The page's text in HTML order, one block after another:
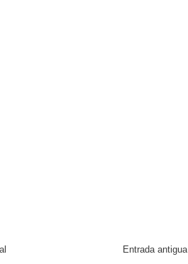
Entrada antigua